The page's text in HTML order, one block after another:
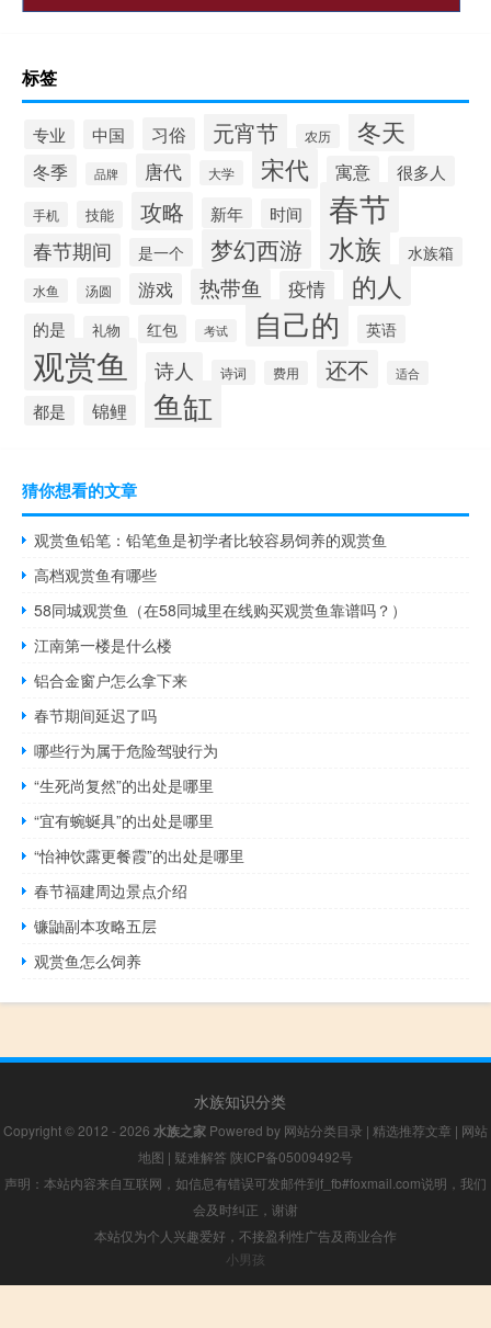
标签
专业 中国 习俗 元宵节 农历 冬天
冬季 品牌 唐代 大学 宋代 寓意 很多人
手机 技能 攻略 新年 时间 春节
春节期间 是一个 梦幻西游 水族 水族箱
水鱼 汤圆 游戏 热带鱼 疫情 的人
的是 礼物 红包 考试 自己的 英语
观赏鱼 诗人 诗词 费用 还不 适合
都是 锦鲤 鱼缸
猜你想看的文章
观赏鱼铅笔：铅笔鱼是初学者比较容易饲养的观赏鱼
高档观赏鱼有哪些
58同城观赏鱼（在58同城里在线购买观赏鱼靠谱吗？）
江南第一楼是什么楼
铝合金窗户怎么拿下来
春节期间延迟了吗
哪些行为属于危险驾驶行为
“生死尚复然”的出处是哪里
“宜有蜿蜒具”的出处是哪里
“怡神饮露更餐霞”的出处是哪里
春节福建周边景点介绍
镰鼬副本攻略五层
观赏鱼怎么饲养
水族知识分类
Copyright © 2012 - 2026 水族之家 Powered by 网站分类目录 | 精选推荐文章 | 网站
地图 | 疑难解答 陕ICP备05009492号
声明：本站内容来自互联网，如信息有错误可发邮件到f_fb#foxmail.com说明，我们
会及时纠正，谢谢
本站仅为个人兴趣爱好，不接盈利性广告及商业合作
小男孩